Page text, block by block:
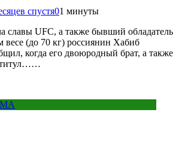
спустя01 минуты
славы UFC, а также бывший обладатель
весе (до 70 кг) россиянин Хабиб
когда его двоюродный брат, а также
титул……